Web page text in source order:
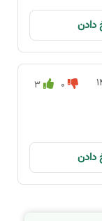
دادن
۳ 0
دادن